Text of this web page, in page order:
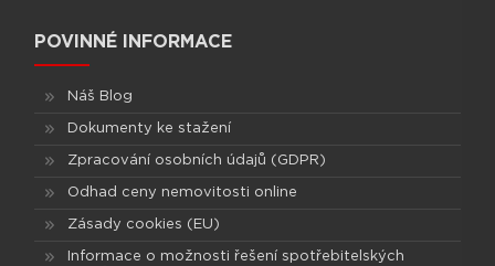
POVINNÉ INFORMACE
Náš Blog
Dokumenty ke stažení
Zpracování osobních údajů (GDPR)
Odhad ceny nemovitosti online
Zásady cookies (EU)
Informace o možnosti řešení spotřebitelských